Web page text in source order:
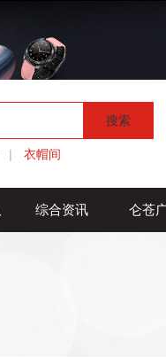
搜索
| 衣帽间
综合资讯 仑苍